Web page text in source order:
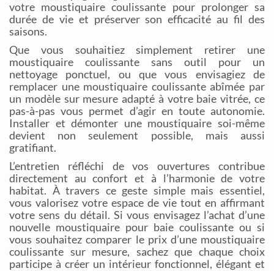
votre moustiquaire coulissante pour prolonger sa
durée de vie et préserver son efficacité au fil des
saisons.
Que vous souhaitiez simplement retirer une
moustiquaire coulissante sans outil pour un
nettoyage ponctuel, ou que vous envisagiez de
remplacer une moustiquaire coulissante abîmée par
un modèle sur mesure adapté à votre baie vitrée, ce
pas-à-pas vous permet d’agir en toute autonomie.
Installer et démonter une moustiquaire soi-même
devient non seulement possible, mais aussi
gratifiant.
L’entretien réfléchi de vos ouvertures contribue
directement au confort et à l’harmonie de votre
habitat. À travers ce geste simple mais essentiel,
vous valorisez votre espace de vie tout en affirmant
votre sens du détail. Si vous envisagez l’achat d’une
nouvelle moustiquaire pour baie coulissante ou si
vous souhaitez comparer le prix d’une moustiquaire
coulissante sur mesure, sachez que chaque choix
participe à créer un intérieur fonctionnel, élégant et